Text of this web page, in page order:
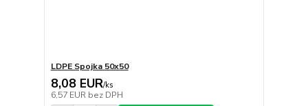
LDPE Spojka 50x50
8,08 EUR/ks
6,57 EUR bez DPH